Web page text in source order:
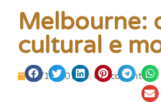
Melbourne:
cultural e
30/12/2011 Um comentário.